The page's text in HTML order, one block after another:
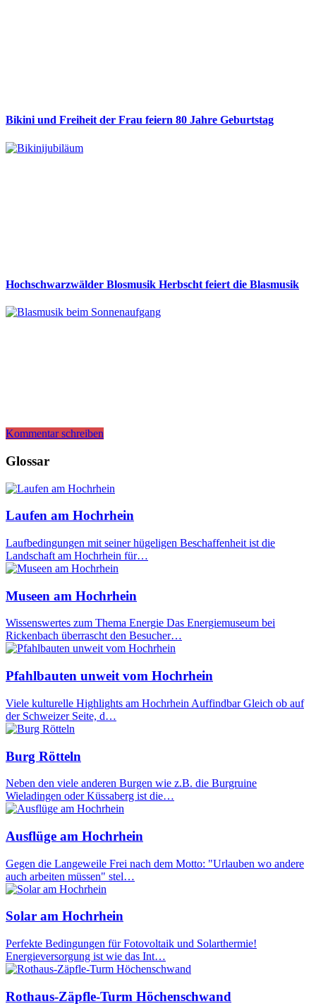
Bikini und Freiheit der Frau feiern 80 Jahre Geburtstag
Hochschwarzwälder Blosmusik Herbscht feiert die Blasmusik
Kommentar schreiben
Glossar
Laufen am Hochrhein
Laufbedingungen mit seiner hügeligen Beschaffenheit ist die
Landschaft am Hochrhein für…
Museen am Hochrhein
Wissenswertes zum Thema Energie Das Energiemuseum bei
Rickenbach überrascht den Besucher…
Pfahlbauten unweit vom Hochrhein
Viele kulturelle Highlights am Hochrhein Auffindbar Gleich ob auf
der Schweizer Seite, d…
Burg Rötteln
Neben den viele anderen Burgen wie z.B. die Burgruine
Wieladingen oder Küssaberg ist die…
Ausflüge am Hochrhein
Gegen die Langeweile Frei nach dem Motto: "Urlauben wo andere
auch arbeiten müssen" stel…
Solar am Hochrhein
Perfekte Bedingungen für Fotovoltaik und Solarthermie!
Energieversorgung ist wie das Int…
Rothaus-Zäpfle-Turm Höchenschwand